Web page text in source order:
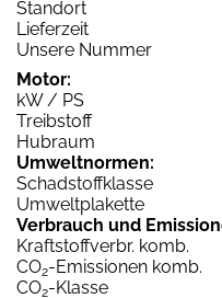
Standort
Lieferzeit
Unsere Nummer
Motor:
kW / PS
Treibstoff
Hubraum
Umweltnormen:
Schadstoffklasse
Umweltplakette
Verbrauch und
Kraftstoffverbr. komb.
CO2-Emissionen komb.
CO2-Klasse